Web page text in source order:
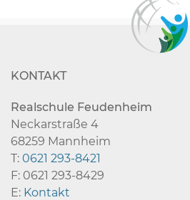
KONTAKT
Realschule Feudenheim
Neckarstraße 4
68259 Mannheim
T: 0621 293-8421
F: 0621 293-8429
E: Kontakt